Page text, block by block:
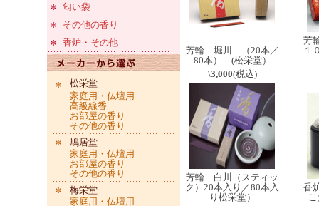
匂い袋
その他の香り
香炉・その他
松栄堂
家庭用・仏壇用
高級線香
お部屋の香り
その他の香り
鳩居堂
家庭用・仏壇用
お部屋の香り
その他の香り
梅栄堂
家庭用・仏壇用
芳輪 堀川 （20本／
80本） (松栄堂）
\3,000(税込)
芳
１
芳輪 白川（スティッ
ク）20本入り／80本入
り松栄堂）
香